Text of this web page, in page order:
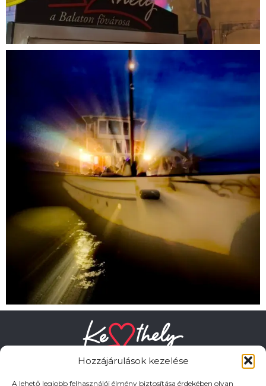
Hozzájárulások kezelése
A lehető legjobb felhasználói élmény biztosítása érdekében olyan